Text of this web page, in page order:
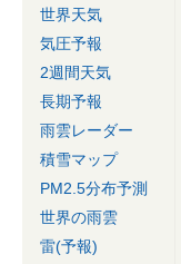
世界天気
気圧予報
2週間天気
長期予報
雨雲レーダー
積雪マップ
PM2.5分布予測
世界の雨雲
雷(予報)